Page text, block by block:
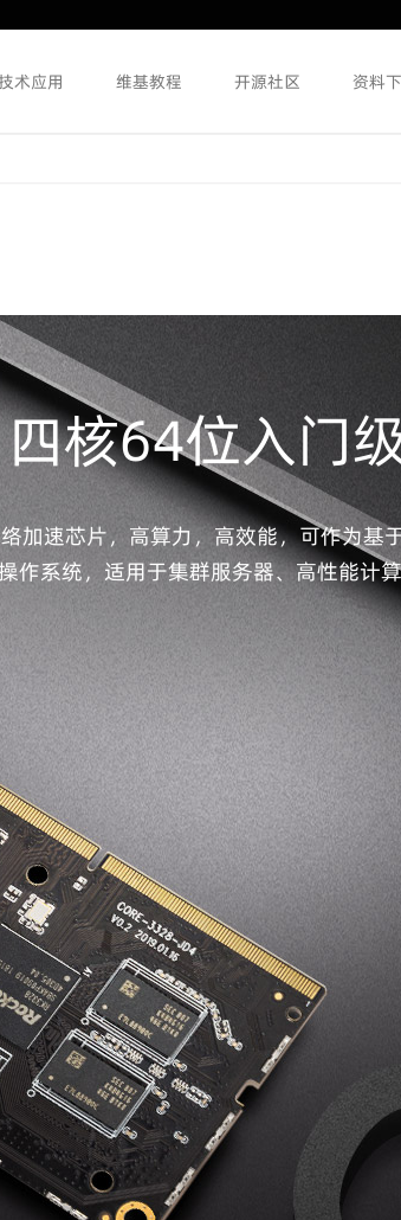
术应用 维基教程 开源社区 资料
核64位入门
加速芯片，高算力，高效能，可作为基
作系统，适用于集群服务器、高性能计